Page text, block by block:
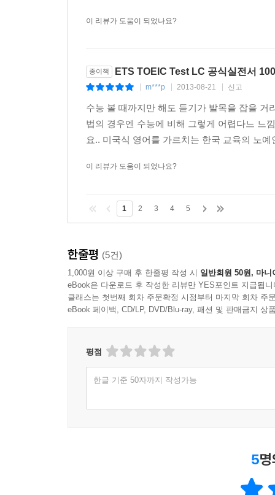
이 리뷰가 도움이 되었나요?
종이책 ETS TOEIC Test LC 공식실전서
m***p 2013-08-21 신고
수능 볼 때까지만 해도 듣기가 발목을 잡을
법의 경우엔 수능에 비해 그렇게 어렵다느 느
요.. 미국식 영어를 가르치는 한국 교육의 노
이 리뷰가 도움이 되었나요?
1 2 3 4 5
한줄평 (5건)
1,000원 이상 구매 후 한줄평 작성 시 일반회원 50원, 마니
eBook은 다운로드 후 작성한 리뷰만 YES포인트 지급됩니
클래스는 첫번째 회차 주문확정 시점부터 마지막 회차 주
eBook 페이백, CD/LP, DVD/Blu-ray, 패션 및 판매금지 상
평점
한글 기준 50자까지 작성가능
5